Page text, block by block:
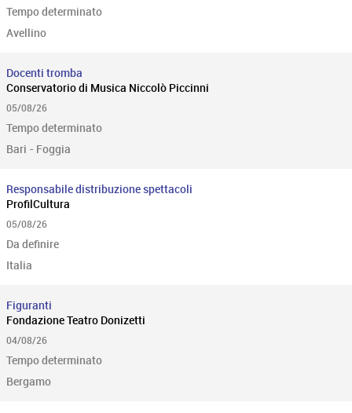
Tempo determinato
Avellino
Docenti tromba
Conservatorio di Musica Niccolò Piccinni
05/08/26
Tempo determinato
Bari - Foggia
Responsabile distribuzione spettacoli
ProfilCultura
05/08/26
Da definire
Italia
Figuranti
Fondazione Teatro Donizetti
04/08/26
Tempo determinato
Bergamo